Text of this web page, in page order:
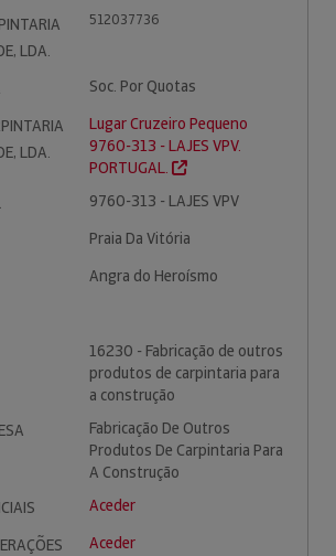
LDA.
512037736
Soc. Por Quotas
LDA.
Lugar Cruzeiro Pequeno
9760-313 - LAJES VPV.
PORTUGAL.
9760-313 - LAJES VPV
Praia Da Vitória
Angra do Heroísmo
16230 - Fabricação de outros
produtos de carpintaria para
a construção
Fabricação De Outros
Produtos De Carpintaria Para
A Construção
Aceder
Aceder